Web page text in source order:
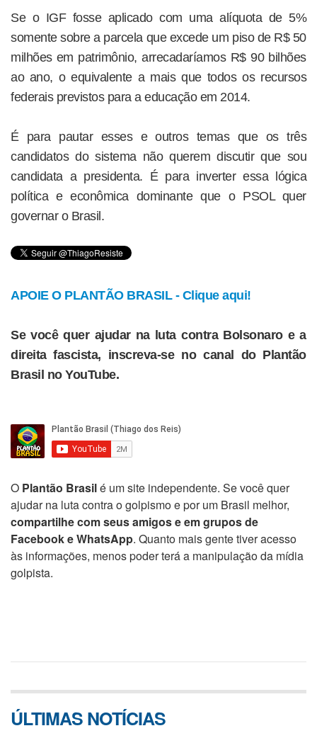
Se o IGF fosse aplicado com uma alíquota de 5%
somente sobre a parcela que excede um piso de R$ 50
milhões em patrimônio, arrecadaríamos R$ 90 bilhões
ao ano, o equivalente a mais que todos os recursos
federais previstos para a educação em 2014.
É para pautar esses e outros temas que os três
candidatos do sistema não querem discutir que sou
candidata a presidenta. É para inverter essa lógica
política e econômica dominante que o PSOL quer
governar o Brasil.
APOIE O PLANTÃO BRASIL - Clique aqui!
Se você quer ajudar na luta contra Bolsonaro e a
direita fascista, inscreva-se no canal do Plantão
Brasil no YouTube.
O Plantão Brasilé um site independente. Se você quer
ajudar na luta contra o golpismo e por um Brasil melhor,
compartilhe com seus amigos e em grupos de
Facebook e WhatsApp. Quanto mais gente tiver acesso
às informações, menos poder terá a manipulação da mídia
golpista.
ÚLTIMAS NOTÍCIAS